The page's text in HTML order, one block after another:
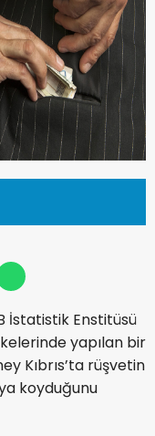
İstatistik Enstitüsü
yapılan bir
Kıbrıs’ta rüşvetin
koyduğunu